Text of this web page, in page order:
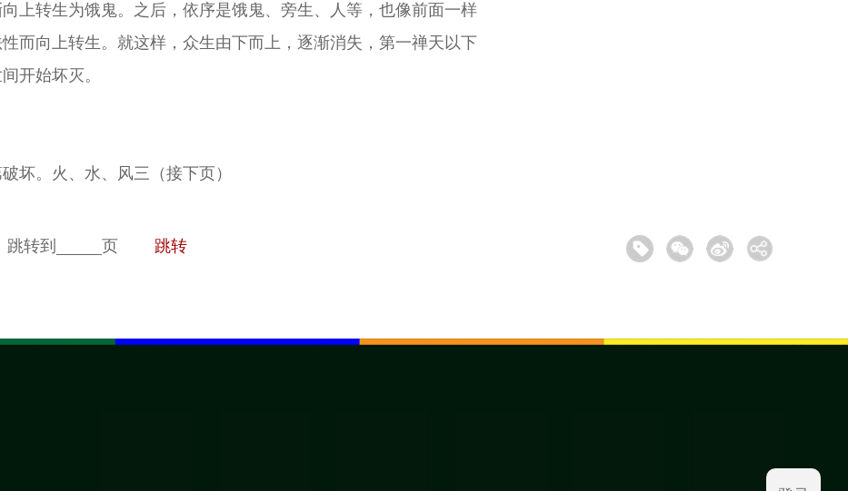
上转生为饿鬼。之后，依序是饿鬼、旁生、人等，也像前面一样
而向上转生。就这样，众生由下而上，逐渐消失，第一禅天以下
开始坏灭。
坏。火、水、风三（接下页）
跳转到 页